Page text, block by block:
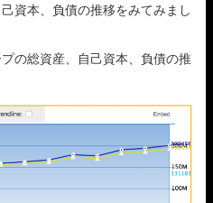
資本、負債の推移をみてみまし
の総資産、自己資本、負債の推